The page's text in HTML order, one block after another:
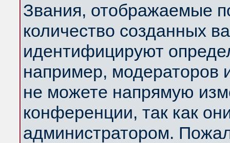
Звания, отображаемые
количество созданных
идентифицируют
например, модераторов
не можете напрямую
конференции, так как
администратором.